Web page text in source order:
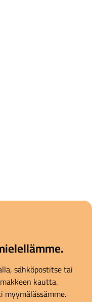
sähköpostitse tai
kautta.
myymälässämme.